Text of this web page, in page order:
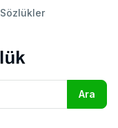
Sözlükler